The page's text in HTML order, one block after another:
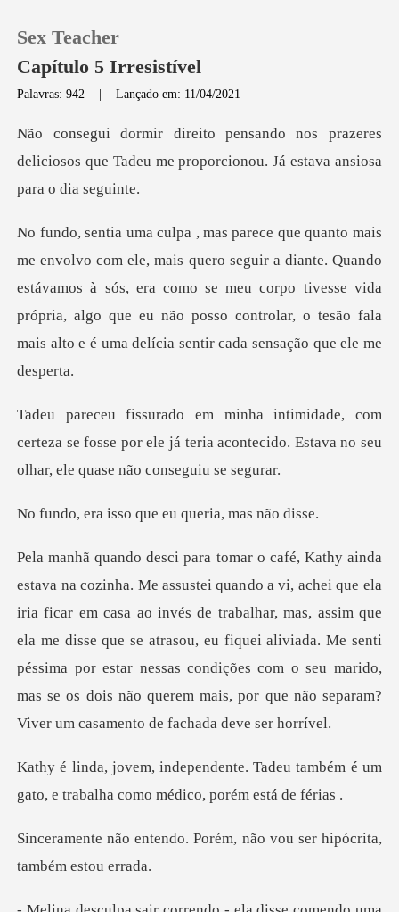
0
Loja
Histórico
Sair
Baixar App
Sex Teacher
Capítulo 5 Irresistível
Palavras: 942 |Lançado em: 11/04/2021
razeres
deliciosos que Tadeu me proporcion
diante. Quando
estávamos à sós, era como se meu corpo tivesse vida
própria, algo que eu não po
erteza se fosse por ele já teria acontecido. Estav
so que eu queria
casa ao invés de trabalhar, mas, assim que
ela me disse que se atrasou, eu fiquei aliviada. Me senti
péssima por estar nessas c
Tadeu também é um
gato, e trabalha
Porém, não vou ser hipóc